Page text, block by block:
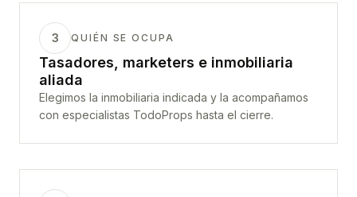
3 QUIÉN SE OCUPA
Tasadores, marketers e inmobiliaria
aliada
Elegimos la inmobiliaria indicada y la acompañamos
con especialistas TodoProps hasta el cierre.